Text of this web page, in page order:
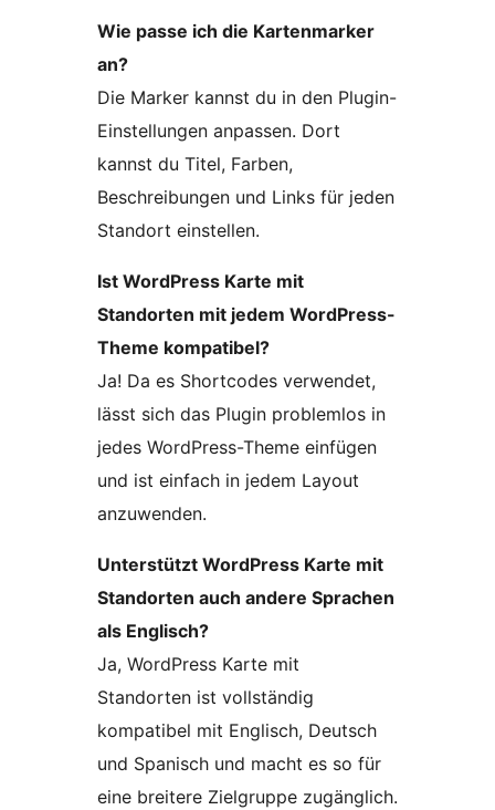
Wie passe ich die Kartenmarker
an?
Die Marker kannst du in den Plugin-
Einstellungen anpassen. Dort
kannst du Titel, Farben,
Beschreibungen und Links für jeden
Standort einstellen.
Ist WordPress Karte mit
Standorten mit jedem WordPress-
Theme kompatibel?
Ja! Da es Shortcodes verwendet,
lässt sich das Plugin problemlos in
jedes WordPress-Theme einfügen
und ist einfach in jedem Layout
anzuwenden.
Unterstützt WordPress Karte mit
Standorten auch andere Sprachen
als Englisch?
Ja, WordPress Karte mit
Standorten ist vollständig
kompatibel mit Englisch, Deutsch
und Spanisch und macht es so für
eine breitere Zielgruppe zugänglich.